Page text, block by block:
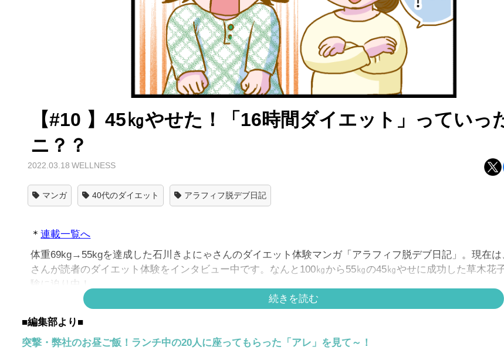
【#10 】45㎏やせた！「16時間ダイエット」っていっ
ニ？？
2022.03.18 WELLNESS
マンガ 40代のダイエット アラフィフ脱デブ日記
＊連載一覧へ
体重69kg→55kgを達成した石川きよにゃさんのダイエット体験マンガ「アラフィフ脱デブ日記」。現在は
さんが読者のダイエット体験をインタビュー中です。なんと100㎏から55㎏の45㎏やせに成功した草木花
験に迫り中！
続きを読む
■編集部より■
突撃・弊社のお昼ご飯！ランチ中の20人に座ってもらった「アレ」を見て～！